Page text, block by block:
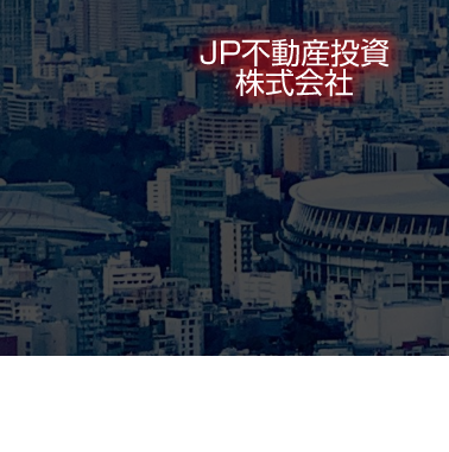
コ
ン
テ
ン
ツ
ス
キ
ッ
プ